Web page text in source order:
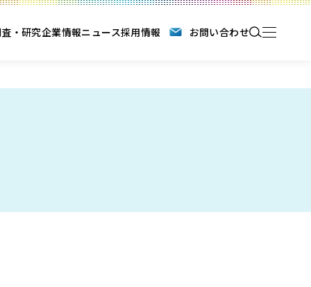
・研究企業情報ニュース採用情報 お問い合わせ